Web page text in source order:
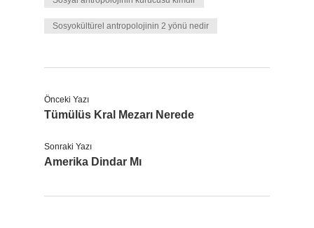
Sosyokültürel antropolojinin 2 yönü nedir
Önceki Yazı
Tümülüs Kral Mezarı Nerede
Sonraki Yazı
Amerika Dindar Mı